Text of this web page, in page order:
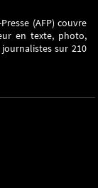
(AFP) couvre
en texte, photo,
sur 210